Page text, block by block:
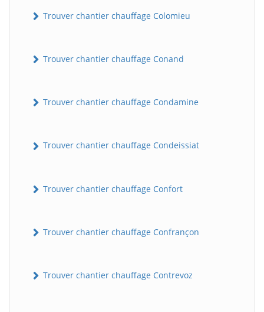
Trouver chantier chauffage Colomieu
Trouver chantier chauffage Conand
Trouver chantier chauffage Condamine
Trouver chantier chauffage Condeissiat
Trouver chantier chauffage Confort
Trouver chantier chauffage Confrançon
Trouver chantier chauffage Contrevoz